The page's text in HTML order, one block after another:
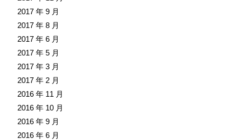
2017 年 9 月
2017 年 8 月
2017 年 6 月
2017 年 5 月
2017 年 3 月
2017 年 2 月
2016 年 11 月
2016 年 10 月
2016 年 9 月
2016 年 6 月